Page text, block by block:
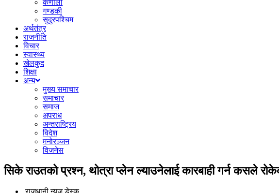
कर्णाली
गण्डकी
सुदुरपश्चिम
अर्थतंत्र
राजनीति
विचार
स्वास्थ्य
खेलकुद
शिक्षा
अन्य
मुख्य समाचार
समाचार
समाज
अपराध
अन्तराष्ट्रिय
विदेश
मनोरञ्जन
विजनेस
सिके राउतको प्रश्न, थोत्रा प्लेन ल्याउनेलाई कारबाही गर्न कसले